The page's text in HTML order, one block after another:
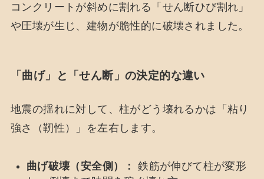
コンクリートが斜めに割れる「せん断ひび割れ」
や圧壊が生じ、建物が脆性的に破壊されました。
「曲げ」と「せん断」の決定的な違い
地震の揺れに対して、柱がどう壊れるかは「粘り
強さ（靭性）」を左右します。
曲げ破壊（安全側）：
鉄筋が伸びて柱が変形